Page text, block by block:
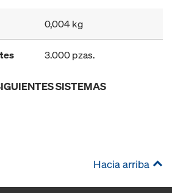
0,004 kg
3.000 pzas.
SISTEMAS
Hacia arriba